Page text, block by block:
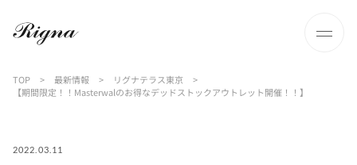
TOP > 最新情報 > リグナテラス東京
>
【期間限定！！Masterwalのお得なデッドストックアウトレット開催！！】
2022.03.11